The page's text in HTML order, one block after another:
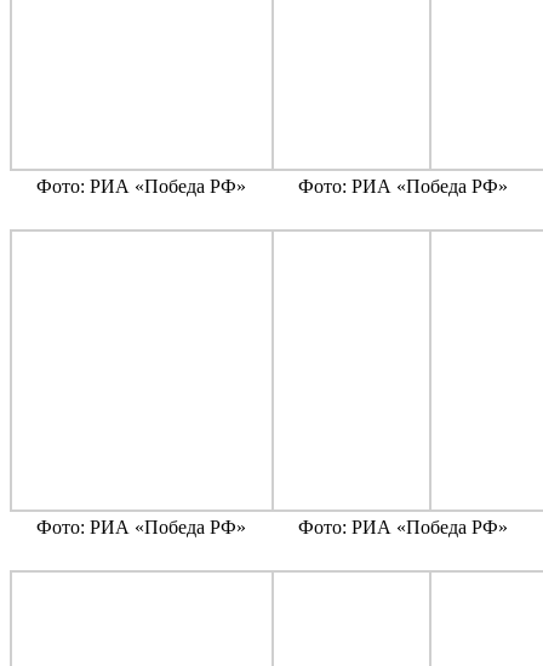
Фото: РИА «Победа РФ» Фото: РИА «Победа РФ»
Фото: РИА «Победа РФ» Фото: РИА «Победа РФ»